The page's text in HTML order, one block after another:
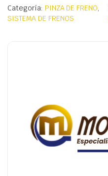
Categoría: PINZA DE FRENO,
SISTEMA DE FRENOS